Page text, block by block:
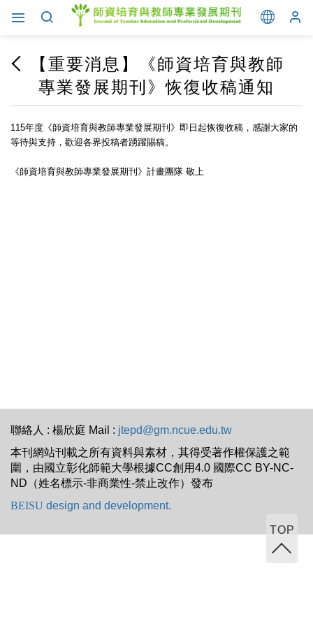
【重要消息】《師資培育與教師
專業發展期刊》恢復收稿通知
115年度《師資培育與教師專業發展期刊》即日起恢復收稿，感謝大家的
等待與支持，歡迎各界投稿者踴躍賜稿。
《師資培育與教師專業發展期刊》計畫團隊 敬上
TOP
聯絡人 : 楊欣庭 Mail : jtepd@gm.ncue.edu.tw
本刊網站刊載之所有資料與素材，其得受著作權保護之範
圍，由國立彰化師範大學根據CC創用4.0 國際CC BY-NC-
ND（姓名標示-非商業性-禁止改作）發布
BEISU design and development.